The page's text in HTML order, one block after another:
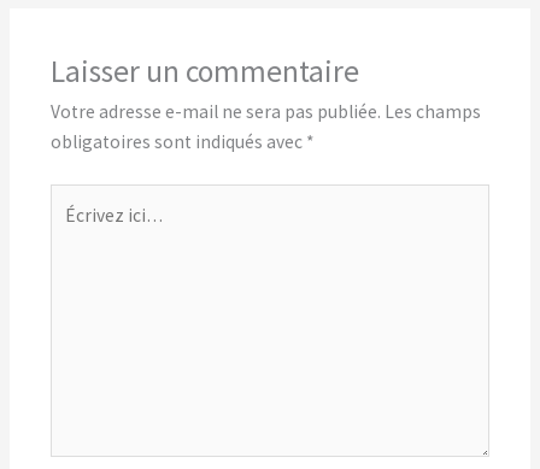
Laisser un commentaire
Votre adresse e-mail ne sera pas publiée. Les champs
obligatoires sont indiqués avec *
ici…